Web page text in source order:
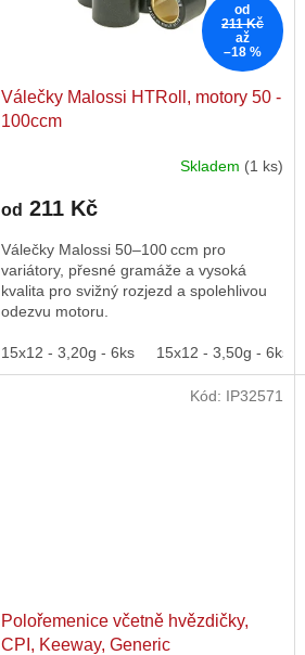
od
211 Kč
až
–18 %
Válečky Malossi HTRoll, motory 50 -
100ccm
Skladem (1 ks)
od 211 Kč
Válečky Malossi 50–100 ccm pro
variátory, přesné gramáže a vysoká
kvalita pro svižný rozjezd a spolehlivou
odezvu motoru.
15x12 - 3,20g - 6ks 15x12 - 3,50g - 6ks
Polořemenice včetně hvězdičky,
CPI, Keeway, Generic
Kód: IP32571